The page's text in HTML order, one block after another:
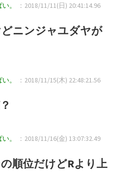
。
：2018/11/11(日) 20:41:14.96
ニンジャユダヤが
。
：2018/11/15(木) 22:48:21.56
。
：2018/11/16(金) 13:07:32.49
順位だけどRより上